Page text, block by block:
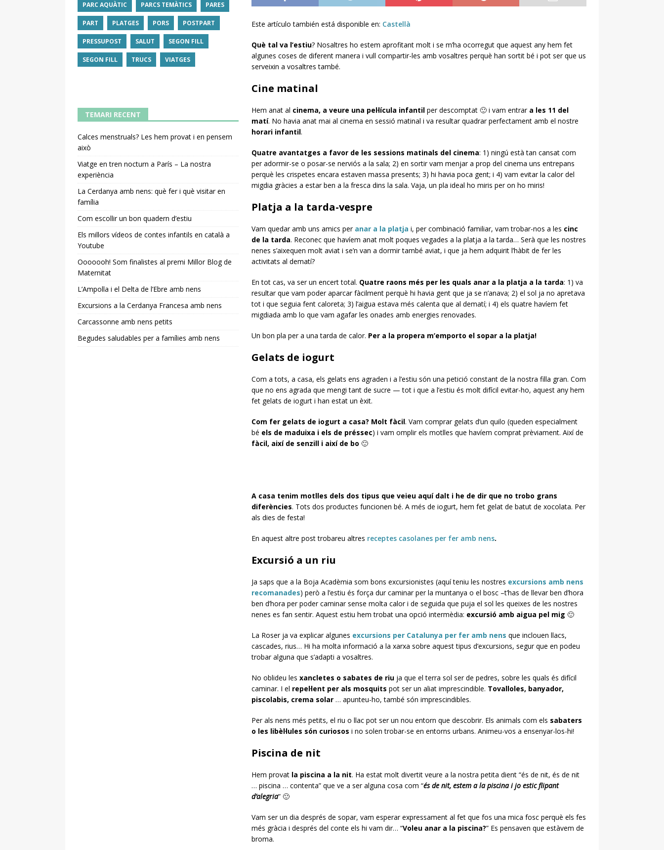
Este artículo también está disponible en: Castellà
Què tal va l’estiu? Nosaltres ho estem aprofitant molt i se m’ha ocorregut que aquest any hem fet
algunes coses de diferent manera i vull compartir-les amb vosaltres perquè han sortit bé i pot ser que us
serveixin a vosaltres també.
Cine matinal
Hem anat al cinema, a veure una pel·lícula infantilper descomptat 🙂 i vam entrar a les 11 del
matí. No havia anat mai al cinema en sessió matinal i va resultar quadrar perfectament amb el nostre
horari infantil.
Quatre avantatges a favor de les sessions matinals del cinema: 1) ningú està tan cansat com
per adormir-se o posar-se nerviós a la sala; 2) en sortir vam menjar a prop del cinema uns entrepans
perquè les crispetes encara estaven massa presents; 3) hi havia poca gent; i 4) vam evitar la calor del
migdia gràcies a estar ben a la fresca dins la sala. Vaja, un pla ideal ho miris per on ho miris!
Platja a la tarda-vespre
Vam quedar amb uns amics per anar a la platja i, per combinació familiar, vam trobar-nos a les cinc
de la tarda. Reconec que havíem anat molt poques vegades a la platja a la tarda… Serà que les nostres
nenes s’aixequen molt aviat i se’n van a dormir també aviat, i que ja hem adquirit l’hàbit de fer les
activitats al dematí?
En tot cas, va ser un encert total. Quatre raons més per les quals anar a la platja a la tarda: 1) va
resultar que vam poder aparcar fàcilment perquè hi havia gent que ja se n’anava; 2) el sol ja no apretava
tot i que seguia fent caloreta; 3) l’aigua estava més calenta que al dematí; i 4) els quatre havíem fet
migdiada amb lo que vam agafar les onades amb energies renovades.
Un bon pla per a una tarda de calor. Per a la propera m’emporto el sopar a la platja!
Gelats de iogurt
Com a tots, a casa, els gelats ens agraden i a l’estiu són una petició constant de la nostra filla gran. Com
que no ens agrada que mengi tant de sucre — tot i que a l’estiu és molt difícil evitar-ho, aquest any hem
fet gelats de iogurt i han estat un èxit.
Com fer gelats de iogurt a casa? Molt fàcil. Vam comprar gelats d’un quilo (queden especialment
bé els de maduixa i els de préssec) i vam omplir els motlles que havíem comprat prèviament. Així de
fàcil, així de senzill i així de bo 🙂
A casa tenim motlles dels dos tipus que veieu aquí dalt i he de dir que no trobo grans
diferències. Tots dos productes funcionen bé. A més de iogurt, hem fet gelat de batut de xocolata. Per
als dies de festa!
En aquest altre post trobareu altres receptes casolanes per fer amb nens.
Excursió a un riu
Ja saps que a la Boja Acadèmia som bons excursionistes (aquí teniu les nostres excursions amb nens
recomanades) però a l’estiu és força dur caminar per la muntanya o el bosc –t’has de llevar ben d’hora
ben d’hora per poder caminar sense molta calor i de seguida que puja el sol les queixes de les nostres
nenes es fan sentir. Aquest estiu hem trobat una opció intermèdia: excursió amb aigua pel mig 🙂
La Roser ja va explicar algunes excursions per Catalunya per fer amb nens que inclouen llacs,
cascades, rius… Hi ha molta informació a la xarxa sobre aquest tipus d’excursions, segur que en podeu
trobar alguna que s’adapti a vosaltres.
No oblideu les xancletes o sabates de riuja que el terra sol ser de pedres, sobre les quals és difícil
caminar. I el repel·lent per als mosquits pot ser un aliat imprescindible. Tovalloles, banyador,
piscolabis, crema solar… apunteu-ho, també són imprescindibles.
Per als nens més petits, el riu o llac pot ser un nou entorn que descobrir. Els animals com els sabaters
o les libèl·lules són curiosos i no solen trobar-se en entorns urbans. Animeu-vos a ensenyar-los-hi!
Piscina de nit
Hem provat la piscina a la nit. Ha estat molt divertit veure a la nostra petita dient “és de nit, és de nit
… piscina … contenta” que ve a ser alguna cosa com “és de nit, estem a la piscina i jo estic flipant
d’alegria” 🙂
Vam ser un dia després de sopar, vam esperar expressament al fet que fos una mica fosc perquè els fes
més gràcia i després del conte els hi vam dir… “Voleu anar a la piscina?” Es pensaven que estàvem de
broma.
PARC AQUÀTIC PARCS TEMÀTICS PARES
PART PLATGES PORS POSTPART
PRESSUPOST SALUT SEGON FILL
SEGON FILL TRUCS VIATGES
TEMARI RECENT
Calces menstruals? Les hem provat i en pensem
això
Viatge en tren nocturn a París – La nostra
experiència
La Cerdanya amb nens: què fer i què visitar en
família
Com escollir un bon quadern d’estiu
Els millors vídeos de contes infantils en català a
Youtube
Ooooooh! Som finalistes al premi Millor Blog de
Maternitat
L’Ampolla i el Delta de l’Ebre amb nens
Excursions a la Cerdanya Francesa amb nens
Carcassonne amb nens petits
Begudes saludables per a famílies amb nens